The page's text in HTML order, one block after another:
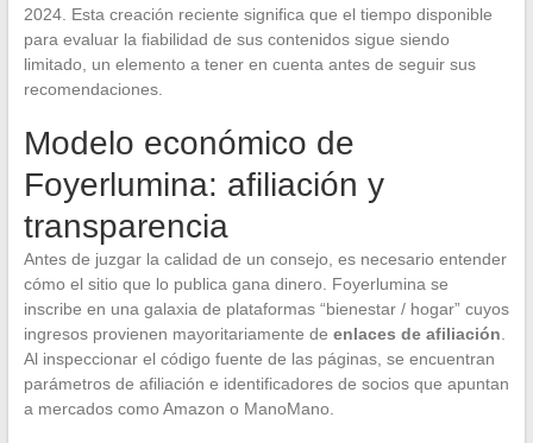
2024. Esta creación reciente significa que el tiempo disponible
para evaluar la fiabilidad de sus contenidos sigue siendo
limitado, un elemento a tener en cuenta antes de seguir sus
recomendaciones.
Modelo económico de
Foyerlumina: afiliación y
transparencia
Antes de juzgar la calidad de un consejo, es necesario entender
cómo el sitio que lo publica gana dinero. Foyerlumina se
inscribe en una galaxia de plataformas “bienestar / hogar” cuyos
ingresos provienen mayoritariamente de enlaces de afiliación
Al inspeccionar el código fuente de las páginas, se encuentran
parámetros de afiliación e identificadores de socios que apuntan
a mercados como Amazon o ManoMano.